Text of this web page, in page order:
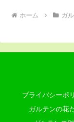
ホーム ガ
プライバシーポ
ガルテンの花